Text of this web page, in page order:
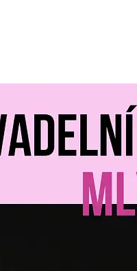
07. 2026
15. až 18. října KD
a inspirace 15. až 18.
GOOUT -
Představ si čtyři dny